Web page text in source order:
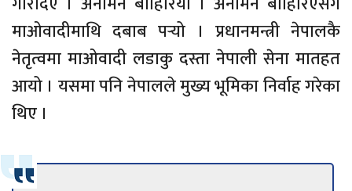
माओवादीमाथि दबाब पर्‍यो । प्रधानमन्त्री नेपालकै
नेतृत्वमा माओवादी लडाकु दस्ता नेपाली सेना मातहत
आयो । यसमा पनि नेपालले मुख्य भूमिका निर्वाह गरेका
थिए ।